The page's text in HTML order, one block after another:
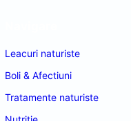
Leacuri naturiste
Boli & Afectiuni
Tratamente naturiste